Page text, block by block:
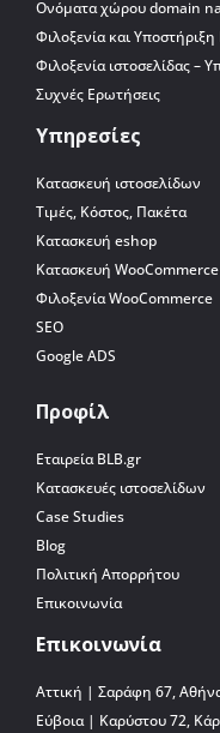
Ονόματα χώρου domain
Φιλοξενία και Υποστήριξη
Φιλοξενία ιστοσελίδας –
Συχνές Ερωτήσεις
Υπηρεσίες
Κατασκευή ιστοσελίδων
Τιμές, Κόστος, Πακέτα
Κατασκευή eshop
Κατασκευή WooCommerce
Φιλοξενία WooCommerce
SEO
Google ADS
Προφίλ
Εταιρεία BLB.gr
Κατασκευές ιστοσελίδων
Case Studies
Blog
Πολιτική Απορρήτου
Επικοινωνία
Επικοινωνία
Αττική | Σαράφη 67,
Εύβοια | Καρύστου 72,